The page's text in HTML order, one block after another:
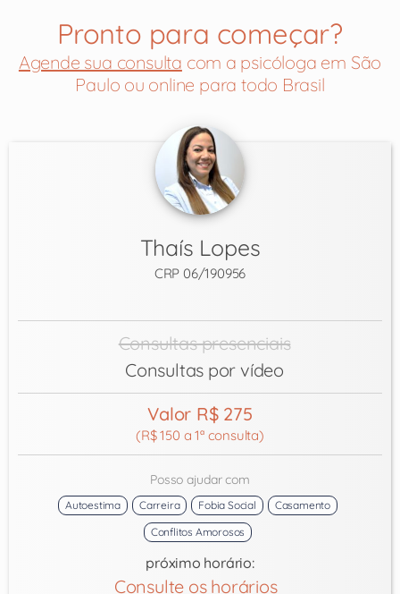
Pronto para começar?
Agende sua consulta com a psicóloga em São
Paulo ou online para todo Brasil
Thaís Lopes
CRP 06/190956
Consultas presenciais
Consultas por vídeo
Valor R$ 275
(R$ 150 a 1ª consulta)
Posso ajudar com
Autoestima Carreira Fobia Social
Casamento
Conflitos Amorosos
próximo horário:
Consulte os horários